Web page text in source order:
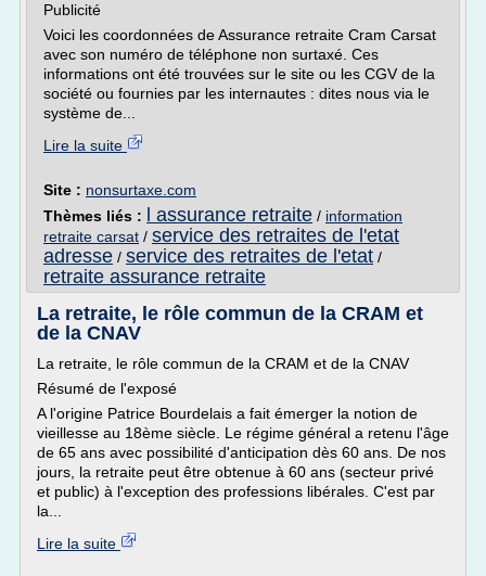
Publicité
Voici les coordonnées de Assurance retraite Cram Carsat
avec son numéro de téléphone non surtaxé. Ces
informations ont été trouvées sur le site ou les CGV de la
société ou fournies par les internautes : dites nous via le
système de...
Lire la suite
Site : nonsurtaxe.com
Thèmes liés :
l assurance retraite / information
retraite carsat / service des retraites de l'etat
adresse / service des retraites de l'etat /
retraite assurance retraite
La retraite, le rôle commun de la CRAM et
de la CNAV
La retraite, le rôle commun de la CRAM et de la CNAV
Résumé de l'exposé
A l'origine Patrice Bourdelais a fait émerger la notion de
vieillesse au 18ème siècle. Le régime général a retenu l'âge
de 65 ans avec possibilité d'anticipation dès 60 ans. De nos
jours, la retraite peut être obtenue à 60 ans (secteur privé
et public) à l'exception des professions libérales. C'est par
la...
Lire la suite